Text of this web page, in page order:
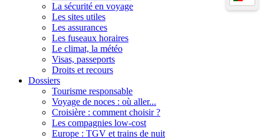
La sécurité en voyage
Les sites utiles
Les assurances
Les fuseaux horaires
Le climat, la météo
Visas, passeports
Droits et recours
Dossiers
Tourisme responsable
Voyage de noces : où aller...
Croisière : comment choisir ?
Les compagnies low-cost
Europe : TGV et trains de nuit